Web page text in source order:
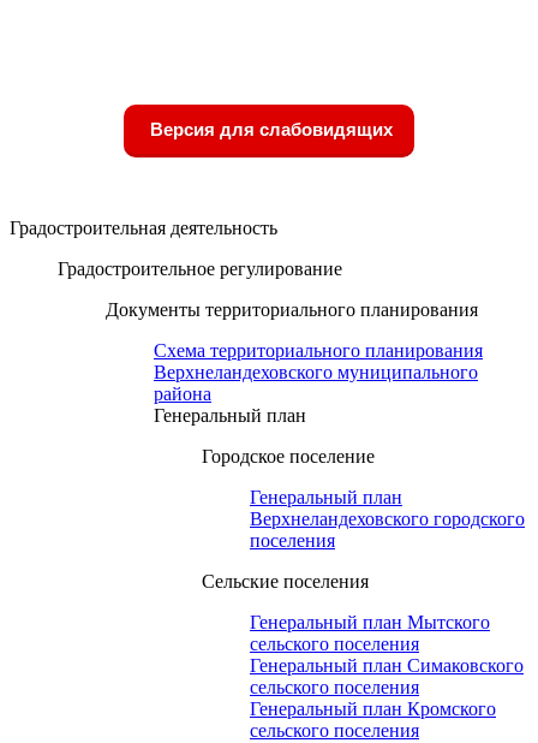
Версия для слабовидящих
Градостроительная деятельность
Градостроительное регулирование
Документы территориального планирования
Схема территориального планирования
Верхнеландеховского муниципального
района
Генеральный план
Городское поселение
Генеральный план
Верхнеландеховского городского
поселения
Сельские поселения
Генеральный план Мытского
сельского поселения
Генеральный план Симаковского
сельского поселения
Генеральный план Кромского
сельского поселения